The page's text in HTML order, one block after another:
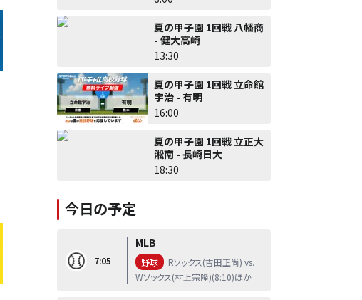
夏の甲子園 1回戦 八幡商
- 健大高崎
13:30
夏の甲子園 1回戦 立命館
宇治 - 有明
16:00
夏の甲子園 1回戦 立正大
淞南 - 長崎日大
18:30
今日の予定
7:05
MLB
野球
Rソックス(吉田正尚) vs.
Wソックス(村上宗隆)(8:10)ほか